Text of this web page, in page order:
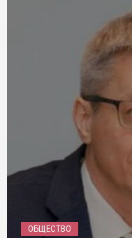
ОБЩЕСТВО